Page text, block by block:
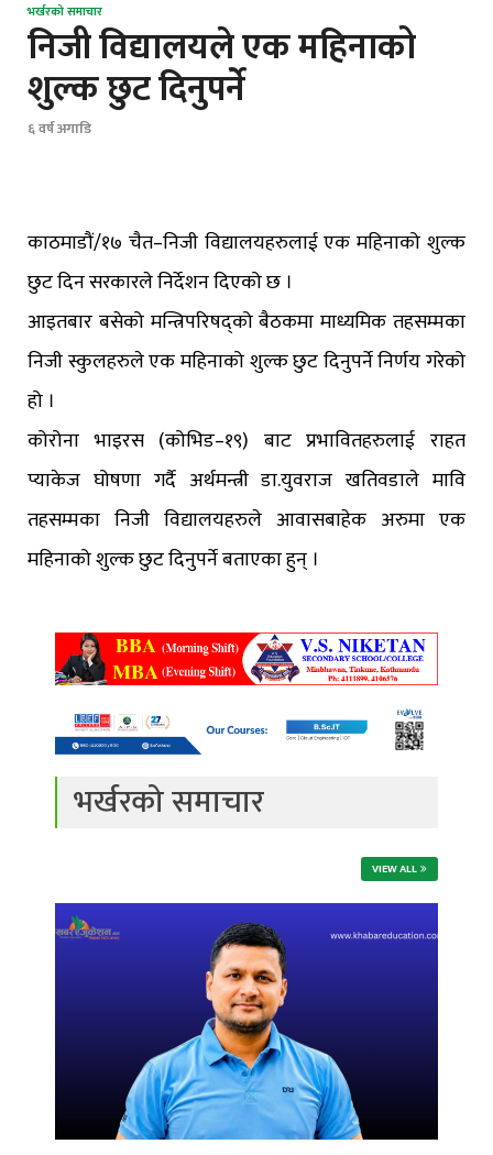
भर्खरको समाचार
निजी विद्यालयले एक महिनाको
शुल्क छुट दिनुपर्ने
६ वर्ष अगाडि
काठमाडौं/१७ चैत–निजी विद्यालयहरुलाई एक महिनाको शुल्क
छुट दिन सरकारले निर्देशन दिएको छ ।
आइतबार बसेको मन्त्रिपरिषद्को बैठकमा माध्यमिक तहसम्मका
निजी स्कुलहरुले एक महिनाको शुल्क छुट दिनुपर्ने निर्णय गरेको
हो ।
कोरोना भाइरस (कोभिड–१९) बाट प्रभावितहरुलाई राहत
प्याकेज घोषणा गर्दै अर्थमन्त्री डा.युवराज खतिवडाले मावि
तहसम्मका निजी विद्यालयहरुले आवासबाहेक अरुमा एक
महिनाको शुल्क छुट दिनुपर्ने बताएका हुन् ।
भर्खरको समाचार
VIEW ALL